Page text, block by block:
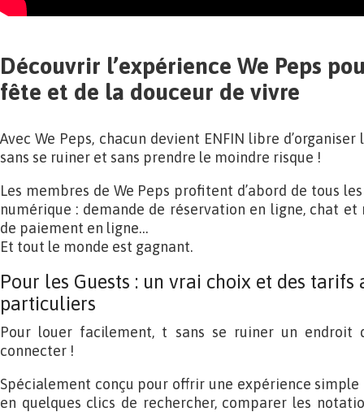
Découvrir l’expérience We Peps
fête et de la douceur de vivre
Avec We Peps, chacun devient ENFIN libre
sans se ruiner et sans prendre le moindre risque !
Les membres de We Peps profitent d’abord de tous
numérique : demande de réservation en ligne, chat et
de paiement en ligne…
Et tout le monde est gagnant.
Pour les Guests : un vrai choix et des tarifs
particuliers
Pour louer facilement, t sans se ruiner un endroit
connecter !
Spécialement conçu pour offrir une expérience
en quelques clics de rechercher, comparer les